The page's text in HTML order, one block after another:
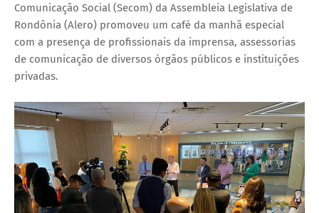
Comunicação Social (Secom) da Assembleia Legislativa de
Rondônia (Alero) promoveu um café da manhã especial
com a presença de profissionais da imprensa, assessorias
de comunicação de diversos órgãos públicos e instituições
privadas.